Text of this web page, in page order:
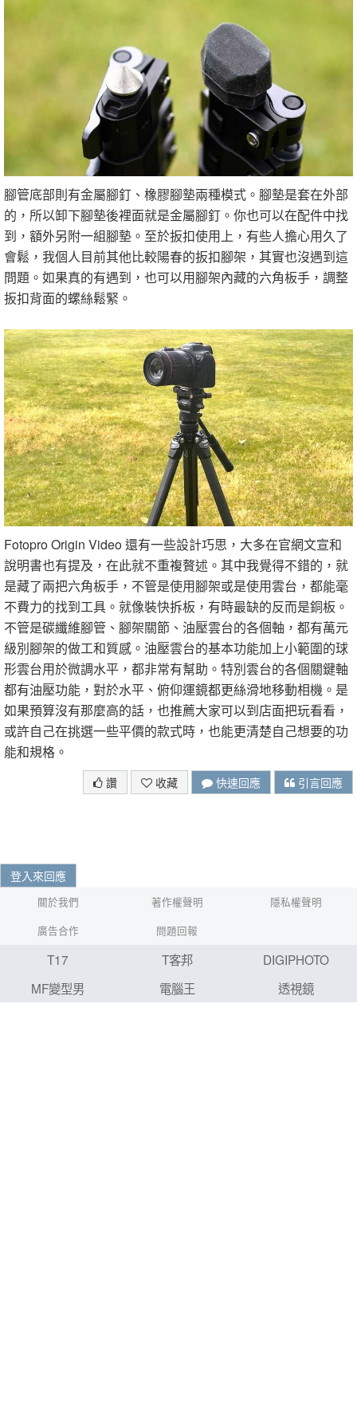
腳管底部則有金屬腳釘、橡膠腳墊兩種模式。腳墊是套在外部
的，所以卸下腳墊後裡面就是金屬腳釘。你也可以在配件中找
到，額外另附一組腳墊。至於扳扣使用上，有些人擔心用久了
會鬆，我個人目前其他比較陽春的扳扣腳架，其實也沒遇到這
問題。如果真的有遇到，也可以用腳架內藏的六角板手，調整
扳扣背面的螺絲鬆緊。
Fotopro Origin Video 還有一些設計巧思，大多在官網文宣和
說明書也有提及，在此就不重複贅述。其中我覺得不錯的，就
是藏了兩把六角板手，不管是使用腳架或是使用雲台，都能毫
不費力的找到工具。就像裝快拆板，有時最缺的反而是銅板。
不管是碳纖維腳管、腳架關節、油壓雲台的各個軸，都有萬元
級別腳架的做工和質感。油壓雲台的基本功能加上小範圍的球
形雲台用於微調水平，都非常有幫助。特別雲台的各個關鍵軸
都有油壓功能，對於水平、俯仰運鏡都更絲滑地移動相機。是
如果預算沒有那麼高的話，也推薦大家可以到店面把玩看看，
或許自己在挑選一些平價的款式時，也能更清楚自己想要的功
能和規格。
讚 收藏 快速回應 引言回應
登入來回應
關於我們 著作權聲明
隱私權聲明
廣告合作
問題回報
T17 T客邦
DIGIPHOTO
MF變型男
電腦王 透視鏡